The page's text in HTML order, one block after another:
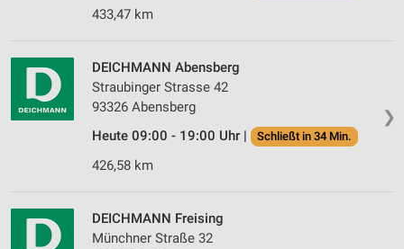
433,47 km
❯
DEICHMANN Abensberg
Straubinger Strasse 42
93326 Abensberg
Heute 09:00 - 19:00 Uhr |
Schließt in 34 Min.
426,58 km
DEICHMANN Freising
Münchner Straße 32